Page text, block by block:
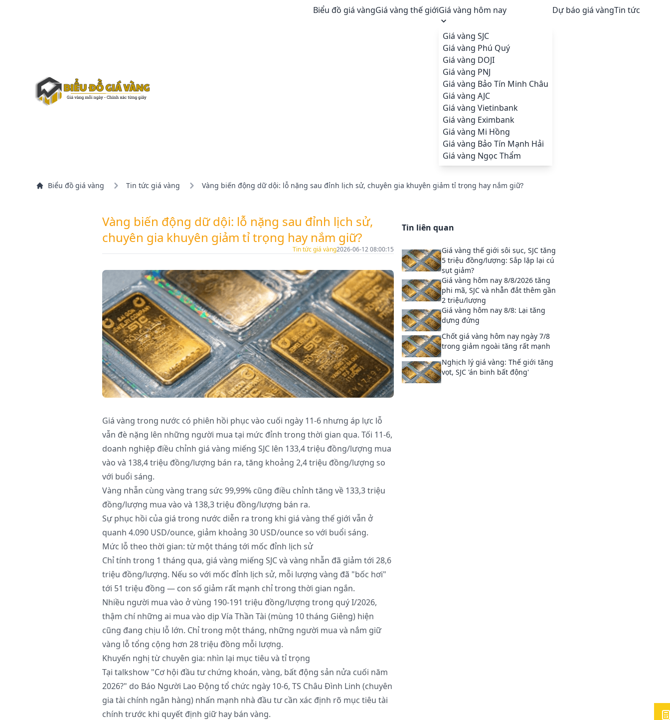
Biểu đồ giá vàngGiá vàng thế giớiGiá vàng hôm nay
Giá vàng SJC
Giá vàng Phú Quý
Giá vàng DOJI
Giá vàng PNJ
Giá vàng Bảo Tín Minh Châu
Giá vàng AJC
Giá vàng Vietinbank
Giá vàng Eximbank
Giá vàng Mi Hồng
Giá vàng Bảo Tín Mạnh Hải
Giá vàng Ngọc Thẩm
Dự báo giá vàngTin tức
Biểu đồ giá vàng Tin tức giá vàng Vàng biến động dữ dội: lỗ nặng sau đỉnh lịch sử, chuyên gia khuyên giảm tỉ trọng hay nắm giữ?
Vàng biến động dữ dội: lỗ nặng sau đỉnh lịch sử,
chuyên gia khuyên giảm tỉ trọng hay nắm giữ?
Tin tức giá vàng2026-06-12 08:00:15
Giá vàng trong nước có phiên hồi phục vào cuối ngày 11-6 nhưng áp lực lỗ
vẫn đè nặng lên những người mua tại mức đỉnh trong thời gian qua. Tối 11-6,
doanh nghiệp điều chỉnh giá vàng miếng SJC lên 133,4 triệu đồng/lượng mua
vào và 138,4 triệu đồng/lượng bán ra, tăng khoảng 2,4 triệu đồng/lượng so
với buổi sáng.
Vàng nhẫn cùng vàng trang sức 99,99% cũng điều chỉnh tăng về 133,3 triệu
đồng/lượng mua vào và 138,3 triệu đồng/lượng bán ra.
Sự phục hồi của giá trong nước diễn ra trong khi giá vàng thế giới vẫn ở
quanh 4.090 USD/ounce, giảm khoảng 30 USD/ounce so với buổi sáng.
Mức lỗ theo thời gian: từ một tháng tới mốc đỉnh lịch sử
Chỉ tính trong 1 tháng qua, giá vàng miếng SJC và vàng nhẫn đã giảm tới 28,6
triệu đồng/lượng. Nếu so với mốc đỉnh lịch sử, mỗi lượng vàng đã "bốc hơi"
tới 51 triệu đồng — con số giảm rất mạnh chỉ trong thời gian ngắn.
Nhiều người mua vào ở vùng 190-191 triệu đồng/lượng trong quý I/2026,
thậm chí những ai mua vào dịp Vía Thần Tài (mùng 10 tháng Giêng) hiện
cũng đang chịu lỗ lớn. Chỉ trong một tháng, những người mua và nắm giữ
vàng lỗ tổng cộng hơn 28 triệu đồng mỗi lượng.
Khuyến nghị từ chuyên gia: nhìn lại mục tiêu và tỉ trọng
Tại talkshow "Cơ hội đầu tư chứng khoán, vàng, bất động sản nửa cuối năm
2026?" do Báo Người Lao Động tổ chức ngày 10-6, TS Châu Đình Linh (chuyên
gia tài chính ngân hàng) nhấn mạnh nhà đầu tư cần xác định rõ mục tiêu tài
chính trước khi quyết định giữ hay bán vàng.
Tin liên quan
Giá vàng thế giới sôi sục, SJC tăng
5 triệu đồng/lượng: Sắp lặp lại cú
sụt giảm?
Giá vàng hôm nay 8/8/2026 tăng
phi mã, SJC và nhẫn đắt thêm gần
2 triệu/lượng
Giá vàng hôm nay 8/8: Lại tăng
dựng đứng
Chốt giá vàng hôm nay ngày 7/8
trong giảm ngoài tăng rất mạnh
Nghịch lý giá vàng: Thế giới tăng
vọt, SJC 'án binh bất động'